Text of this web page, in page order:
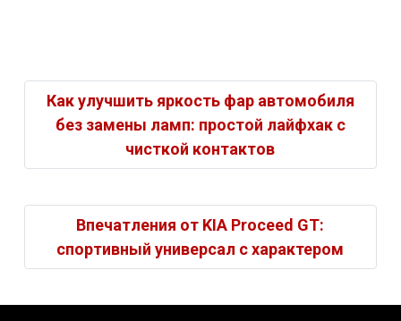
Как улучшить яркость фар автомобиля
без замены ламп: простой лайфхак с
чисткой контактов
Впечатления от KIA Proceed GT:
спортивный универсал с характером